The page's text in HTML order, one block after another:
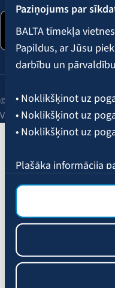
Paziņojums par
BALTA tīmekļa
Papildus, ar Jūsu
darbību un
• Noklikšķinot uz
• Noklikšķinot uz
• Noklikšķinot uz
Plašāka informācija
© 2026 AAS BALTA |
Vienotais reģ. Nr.